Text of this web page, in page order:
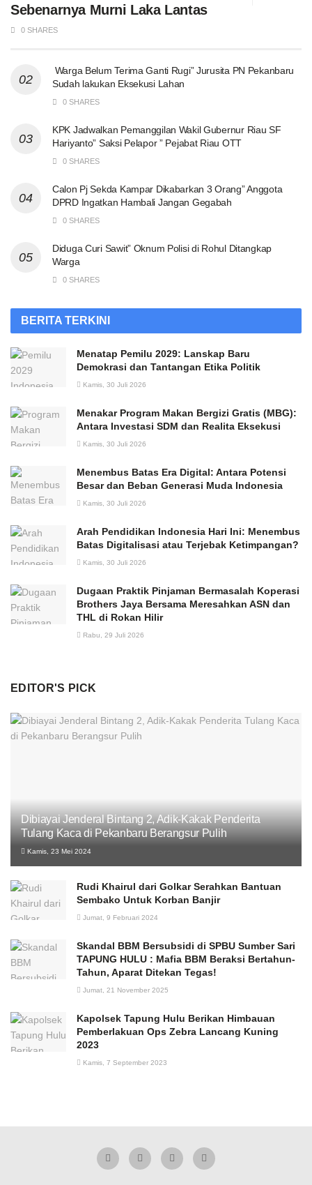
Sebenarnya Murni Laka Lantas
0 SHARES
Warga Belum Terima Ganti Rugi” Jurusita PN Pekanbaru
Sudah lakukan Eksekusi Lahan
0 SHARES
KPK Jadwalkan Pemanggilan Wakil Gubernur Riau SF
Hariyanto” Saksi Pelapor ” Pejabat Riau OTT
0 SHARES
Calon Pj Sekda Kampar Dikabarkan 3 Orang” Anggota
DPRD Ingatkan Hambali Jangan Gegabah
0 SHARES
Diduga Curi Sawit” Oknum Polisi di Rohul Ditangkap
Warga
0 SHARES
BERITA TERKINI
Menatap Pemilu 2029: Lanskap Baru
Demokrasi dan Tantangan Etika Politik
Kamis, 30 Juli 2026
Menakar Program Makan Bergizi Gratis (MBG):
Antara Investasi SDM dan Realita Eksekusi
Kamis, 30 Juli 2026
Menembus Batas Era Digital: Antara Potensi
Besar dan Beban Generasi Muda Indonesia
Kamis, 30 Juli 2026
Arah Pendidikan Indonesia Hari Ini: Menembus
Batas Digitalisasi atau Terjebak Ketimpangan?
Kamis, 30 Juli 2026
Dugaan Praktik Pinjaman Bermasalah Koperasi
Brothers Jaya Bersama Meresahkan ASN dan
THL di Rokan Hilir
Rabu, 29 Juli 2026
EDITOR'S PICK
Dibiayai Jenderal Bintang 2, Adik-Kakak Penderita
Tulang Kaca di Pekanbaru Berangsur Pulih
Kamis, 23 Mei 2024
Rudi Khairul dari Golkar Serahkan Bantuan
Sembako Untuk Korban Banjir
Jumat, 9 Februari 2024
Skandal BBM Bersubsidi di SPBU Sumber Sari
TAPUNG HULU : Mafia BBM Beraksi Bertahun-
Tahun, Aparat Ditekan Tegas!
Jumat, 21 November 2025
Kapolsek Tapung Hulu Berikan Himbauan
Pemberlakuan Ops Zebra Lancang Kuning
2023
Kamis, 7 September 2023